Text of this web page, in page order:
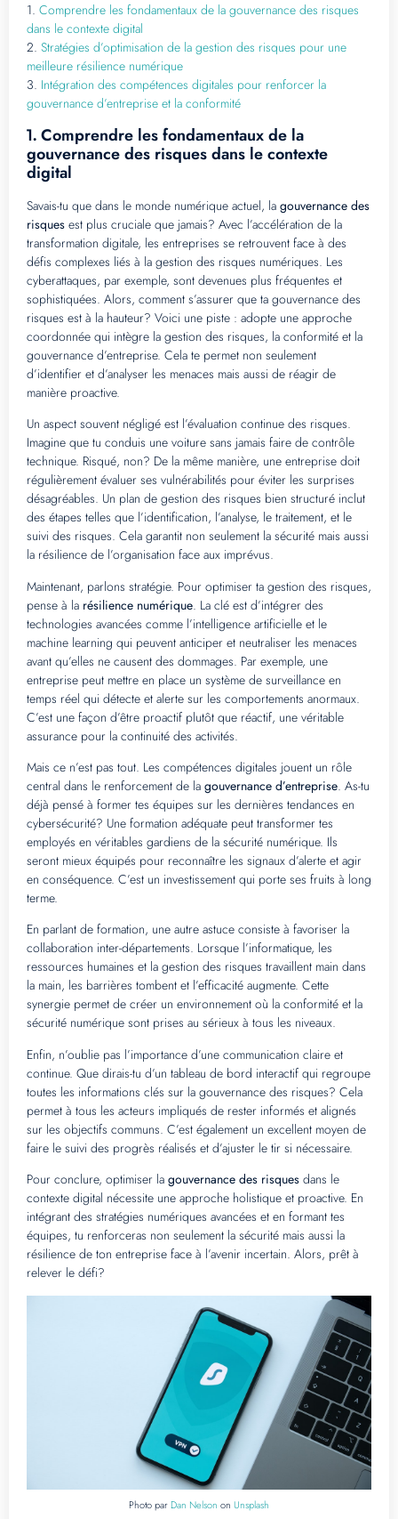
1. Comprendre les fondamentaux de la gouvernance des risques
dans le contexte digital
2. Stratégies d’optimisation de la gestion des risques pour une
meilleure résilience numérique
3. Intégration des compétences digitales pour renforcer la
gouvernance d’entreprise et la conformité
1. Comprendre les fondamentaux de la
gouvernance des risques dans le contexte
digital
Savais-tu que dans le monde numérique actuel, la gouvernance des
risques est plus cruciale que jamais? Avec l’accélération de la
transformation digitale, les entreprises se retrouvent face à des
défis complexes liés à la gestion des risques numériques. Les
cyberattaques, par exemple, sont devenues plus fréquentes et
sophistiquées. Alors, comment s’assurer que ta gouvernance des
risques est à la hauteur? Voici une piste : adopte une approche
coordonnée qui intègre la gestion des risques, la conformité et la
gouvernance d’entreprise. Cela te permet non seulement
d’identifier et d’analyser les menaces mais aussi de réagir de
manière proactive.
Un aspect souvent négligé est l’évaluation continue des risques.
Imagine que tu conduis une voiture sans jamais faire de contrôle
technique. Risqué, non? De la même manière, une entreprise doit
régulièrement évaluer ses vulnérabilités pour éviter les surprises
désagréables. Un plan de gestion des risques bien structuré inclut
des étapes telles que l’identification, l’analyse, le traitement, et le
suivi des risques. Cela garantit non seulement la sécurité mais aussi
la résilience de l’organisation face aux imprévus.
Maintenant, parlons stratégie. Pour optimiser ta gestion des risques,
pense à la résilience numérique. La clé est d’intégrer des
technologies avancées comme l’intelligence artificielle et le
machine learning qui peuvent anticiper et neutraliser les menaces
avant qu’elles ne causent des dommages. Par exemple, une
entreprise peut mettre en place un système de surveillance en
temps réel qui détecte et alerte sur les comportements anormaux.
C’est une façon d’être proactif plutôt que réactif, une véritable
assurance pour la continuité des activités.
Mais ce n’est pas tout. Les compétences digitales jouent un rôle
central dans le renforcement de la gouvernance d’entreprise. As-tu
déjà pensé à former tes équipes sur les dernières tendances en
cybersécurité? Une formation adéquate peut transformer tes
employés en véritables gardiens de la sécurité numérique. Ils
seront mieux équipés pour reconnaître les signaux d’alerte et agir
en conséquence. C’est un investissement qui porte ses fruits à long
terme.
En parlant de formation, une autre astuce consiste à favoriser la
collaboration inter-départements. Lorsque l’informatique, les
ressources humaines et la gestion des risques travaillent main dans
la main, les barrières tombent et l’efficacité augmente. Cette
synergie permet de créer un environnement où la conformité et la
sécurité numérique sont prises au sérieux à tous les niveaux.
Enfin, n’oublie pas l’importance d’une communication claire et
continue. Que dirais-tu d’un tableau de bord interactif qui regroupe
toutes les informations clés sur la gouvernance des risques? Cela
permet à tous les acteurs impliqués de rester informés et alignés
sur les objectifs communs. C’est également un excellent moyen de
faire le suivi des progrès réalisés et d’ajuster le tir si nécessaire.
Pour conclure, optimiser la gouvernance des risques dans le
contexte digital nécessite une approche holistique et proactive. En
intégrant des stratégies numériques avancées et en formant tes
équipes, tu renforceras non seulement la sécurité mais aussi la
résilience de ton entreprise face à l’avenir incertain. Alors, prêt à
relever le défi?
Photo par Dan Nelson on Unsplash